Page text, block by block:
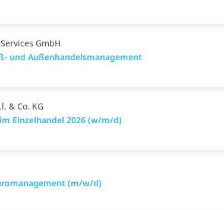
GmbH
und Außenhandelsmanagement
& Co. KG
Einzelhandel 2026 (w/m/d)
(m/w/d)